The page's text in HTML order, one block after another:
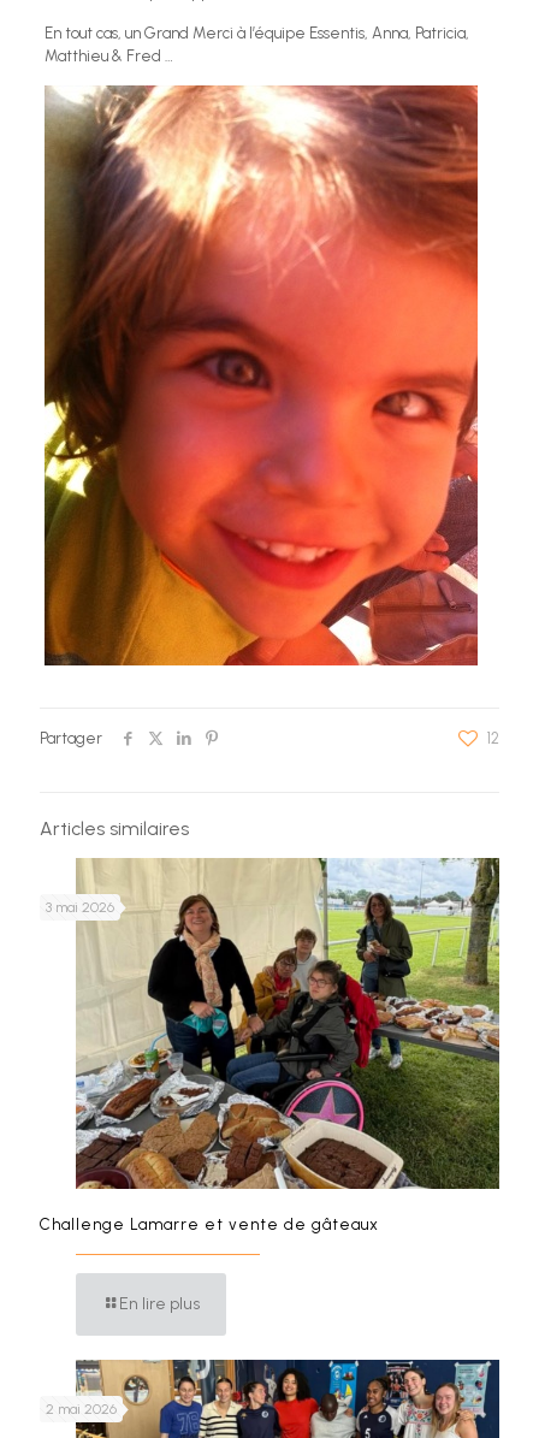
En tout cas, un Grand Merci à l’équipe Essentis, Anna, Patricia,
Matthieu & Fred …
Partager 12
Articles similaires
3 mai 2026
Challenge Lamarre et vente de gâteaux
En lire plus
2 mai 2026